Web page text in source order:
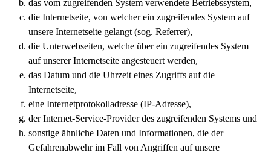
das vom zugreifenden System verwendete Betriebssystem,
die Internetseite, von welcher ein zugreifendes System auf
unsere Internetseite gelangt (sog. Referrer),
die Unterwebseiten, welche über ein zugreifendes System
auf unserer Internetseite angesteuert werden,
das Datum und die Uhrzeit eines Zugriffs auf die
Internetseite,
eine Internetprotokolladresse (IP-Adresse),
der Internet-Service-Provider des zugreifenden Systems und
sonstige ähnliche Daten und Informationen, die der
Gefahrenabwehr im Fall von Angriffen auf unsere